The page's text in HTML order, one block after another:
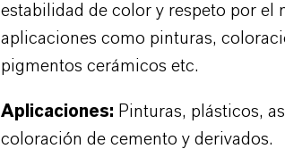
estabilidad de color y respeto por el
aplicaciones como pinturas,
pigmentos cerámicos etc.
Aplicaciones: Pinturas, plásticos,
coloración de cemento y derivados.